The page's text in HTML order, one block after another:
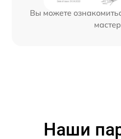
Вы можете
Наши